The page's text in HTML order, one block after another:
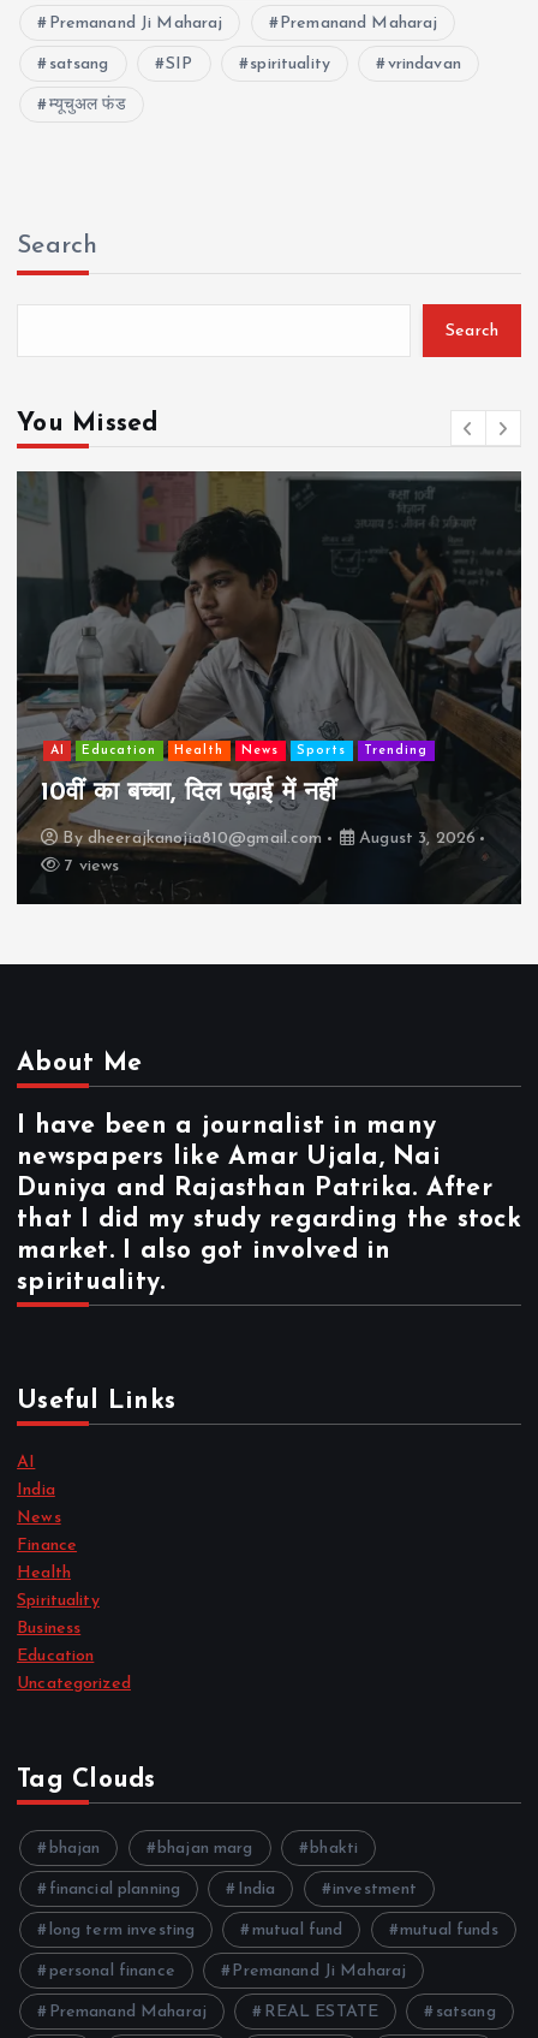
Premanand Ji Maharaj Premanand Maharaj
satsang SIP spirituality vrindavan
म्यूचुअल फंड
Search
Search
You Missed
AI Education Lifestyle Mutual fund society
झुग्गी में रहने वाला 10,000 कमाने वाले का बच्चा
कैसे “बड़ा आदमी” बन सकता है?
Bydheerajkanojia810@gmail.com
August 2, 2026
17 views
About Me
I have been a journalist in many
newspapers like Amar Ujala, Nai
Duniya and Rajasthan Patrika. After
that I did my study regarding the stock
market. I also got involved in
spirituality.
Useful Links
AI
India
News
Finance
Health
Spirituality
Business
Education
Uncategorized
Tag Clouds
bhajan bhajan marg bhakti
financial planning India investment
long term investing mutual fund mutual funds
personal finance Premanand Ji Maharaj
Premanand Maharaj REAL ESTATE satsang